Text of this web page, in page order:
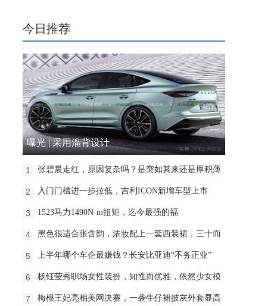
今日推荐
曝光 | 采用溜背设计
1 张碧晨走红，原因复杂吗？是突如其来还是厚积薄
2 入门门槛进一步拉低，吉利ICON新增车型上市
3 1523马力1490N·m扭矩，迄今最强的福
4 黑色很适合张含韵，浓妆配上一套西装裙，三十而
5 上半年哪个车企最赚钱？长安比亚迪“不务正业”
6 杨钰莹秀职场女性装扮，知性而优雅，依然少女模
7 梅根王妃亮相美网决赛，一袭牛仔裙披灰外套显高